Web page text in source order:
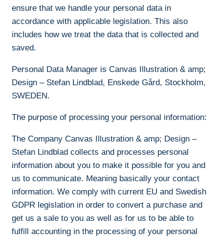
ensure that we handle your personal data in
accordance with applicable legislation. This also
includes how we treat the data that is collected and
saved.
Personal Data Manager is Canvas Illustration & amp;
Design – Stefan Lindblad, Enskede Gård, Stockholm,
SWEDEN.
The purpose of processing your personal information:
The Company Canvas Illustration & amp; Design –
Stefan Lindblad collects and processes personal
information about you to make it possible for you and
us to communicate. Meaning basically your contact
information. We comply with current EU and Swedish
GDPR legislation in order to convert a purchase and
get us a sale to you as well as for us to be able to
fulfill accounting in the processing of your personal